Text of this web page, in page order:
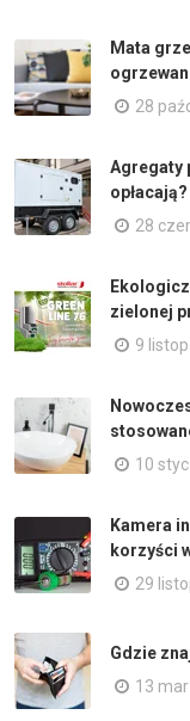
Mata
28
Agregaty
opłacają?
28
zielonej
9
10
Kamera
korzyści
29
Gdzie
13